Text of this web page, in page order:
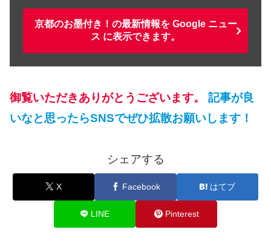
京都のお墨付き！の最新情報を Google ニュー
ス に表示できます。
御覧いただきありがとうございます。
記事が良
いなと思ったらSNSでぜひ拡散お願いします！
シェアする
X Facebook はてブ
LINE Pinterest